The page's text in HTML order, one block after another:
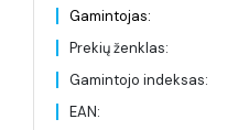
Gamintojas:
Prekių ženklas:
Gamintojo indeksas:
EAN: